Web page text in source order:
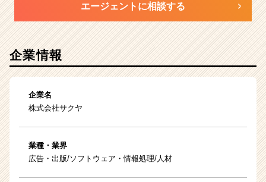
エージェントに相談する
企業情報
企業名
株式会社サクヤ
業種・業界
広告・出版/ソフトウェア・情報処理/人材